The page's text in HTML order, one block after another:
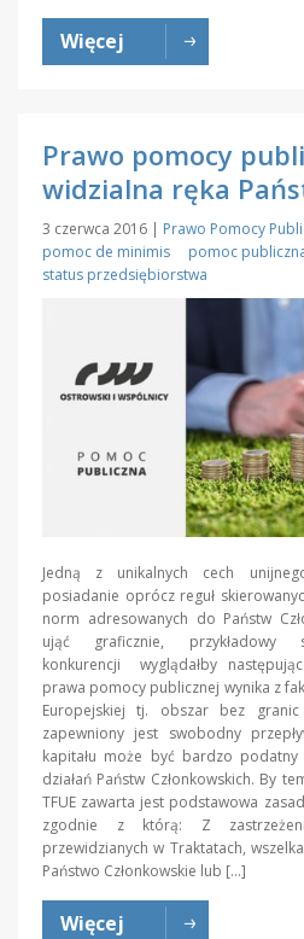
Więcej
Prawo pomocy
widzialna ręka
3 czerwca 2016 | Prawo Pomocy
pomoc de minimis
pomoc
status przedsiębiorstwa
Jedną z unikalnych cech
posiadanie oprócz reguł
norm adresowanych do Państw
ująć graficznie, przykładowy
konkurencji wyglądałby
prawa pomocy publicznej wynika z
Europejskiej tj. obszar bez
zapewniony jest swobodny
kapitału może być bardzo podatny
działań Państw Członkowskich. By
TFUE zawarta jest podstawowa
zgodnie z którą: Z
przewidzianych w Traktatach,
Państwo Członkowskie lub […]
Więcej